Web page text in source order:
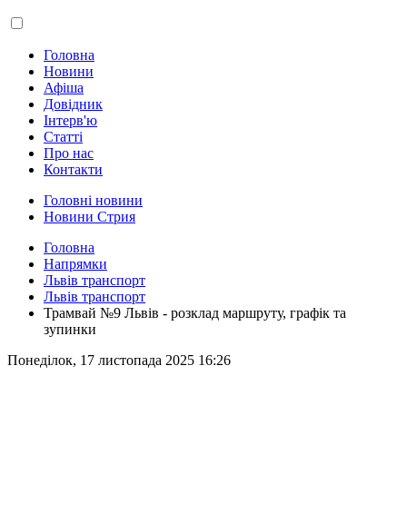
Головна
Новини
Афіша
Довідник
Інтерв'ю
Статті
Про нас
Контакти
Головні новини
Новини Стрия
Головна
Напрямки
Львів транспорт
Львів транспорт
Трамвай №9 Львів - розклад маршруту, графік та
зупинки
Понеділок, 17 листопада 2025 16:26